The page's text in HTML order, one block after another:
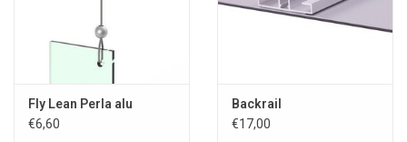
Fly Lean Perla alu
€6,60
Backrail
€17,00